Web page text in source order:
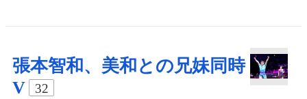
張本智和、美和との兄妹同時
V
32